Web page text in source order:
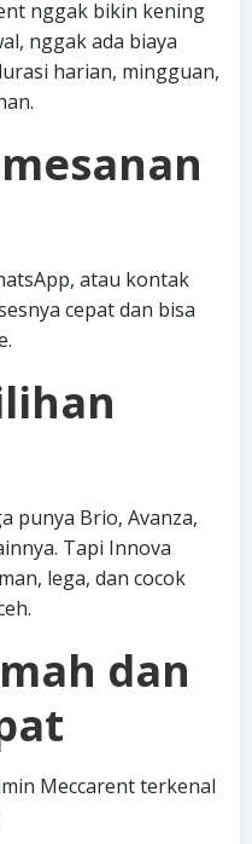
nggak bikin kening
nggak ada biaya
harian, mingguan,
atau kontak
cepat dan bisa
punya Brio, Avanza,
Tapi Innova
lega, dan cocok
dan
Meccarent terkenal